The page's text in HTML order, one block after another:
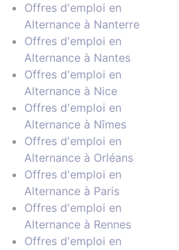
Offres d'emploi en
Alternance à Nanterre
Offres d'emploi en
Alternance à Nantes
Offres d'emploi en
Alternance à Nice
Offres d'emploi en
Alternance à Nîmes
Offres d'emploi en
Alternance à Orléans
Offres d'emploi en
Alternance à Paris
Offres d'emploi en
Alternance à Rennes
Offres d'emploi en